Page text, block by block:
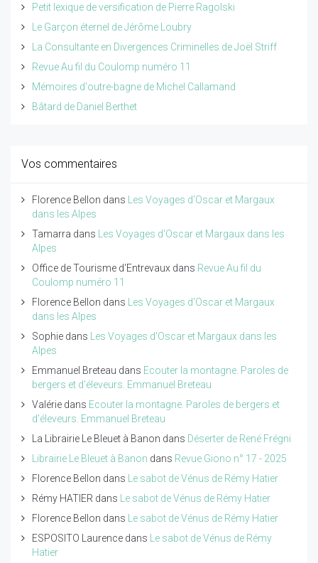
Petit lexique de versification de Pierre Ragolski
Le Garçon éternel de Jérôme Loubry
La Consultante en Divergences Criminelles de Joël Striff
Revue Au fil du Coulomp numéro 11
Mémoires d'outre-bagne de Michel Callamand
Bâtard de Daniel Berthet
Vos commentaires
Florence Bellon dans Les Voyages d'Oscar et Margaux
dans les Alpes
Tamarra dans Les Voyages d'Oscar et Margaux dans les
Alpes
Office de Tourisme d'Entrevaux dans Revue Au fil du
Coulomp numéro 11
Florence Bellon dans Les Voyages d'Oscar et Margaux
dans les Alpes
Sophie dans Les Voyages d'Oscar et Margaux dans les
Alpes
Emmanuel Breteau dans Ecouter la montagne. Paroles de
bergers et d'éleveurs. Emmanuel Breteau
Valérie dans Ecouter la montagne. Paroles de bergers et
d'éleveurs. Emmanuel Breteau
La Librairie Le Bleuet à Banon dans Déserter de René Frégni
Librairie Le Bleuet à Banon dans Revue Giono n° 17 - 2025
Florence Bellon dans Le sabot de Vénus de Rémy Hatier
Rémy HATIER dans Le sabot de Vénus de Rémy Hatier
Florence Bellon dans Le sabot de Vénus de Rémy Hatier
ESPOSITO Laurence dans Le sabot de Vénus de Rémy
Hatier